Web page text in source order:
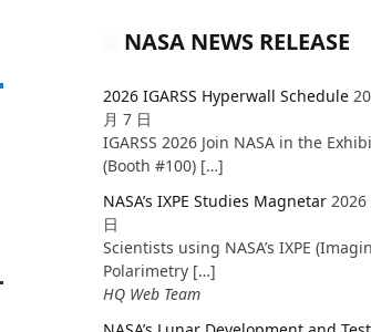
NASA NEWS RELEASE
2026 IGARSS Hyperwall Schedule
月 7 日
IGARSS 2026 Join NASA in the
(Booth #100) […]
NASA’s IXPE Studies Magnetar 2026
日
Scientists using NASA’s IXPE
Polarimetry […]
HQ Web Team